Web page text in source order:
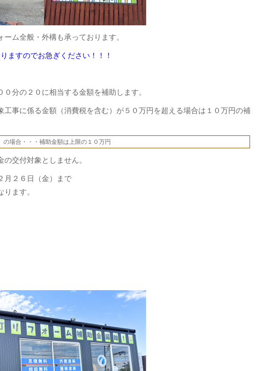
ム全般・外構も承っております。
ますのでお急ぎください！！！
分の２０に相当する金額を補助します。
事に係る金額（消費税を含む）が５０万円を超える場合は１０万円の補
合・・・補助金額は上限の１０万円
交付対象としません。
月２６日（金）まで
ます。